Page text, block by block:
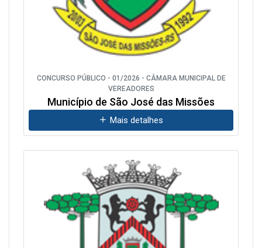
CONCURSO PÚBLICO - 01/2026 - CÂMARA MUNICIPAL DE
VEREADORES
Município de São José das Missões
Mais detalhes